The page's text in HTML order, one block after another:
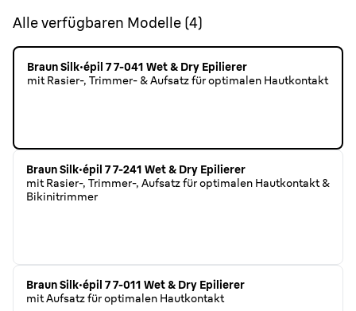
Alle verfügbaren Modelle (4)
Braun Silk·épil 7 7-041 Wet & Dry Epilierer
mit Rasier-, Trimmer- & Aufsatz für optimalen Hautkontakt
Braun Silk·épil 7 7-241 Wet & Dry Epilierer
mit Rasier-, Trimmer-, Aufsatz für optimalen Hautkontakt &
Bikinitrimmer
Braun Silk·épil 7 7-011 Wet & Dry Epilierer
mit Aufsatz für optimalen Hautkontakt